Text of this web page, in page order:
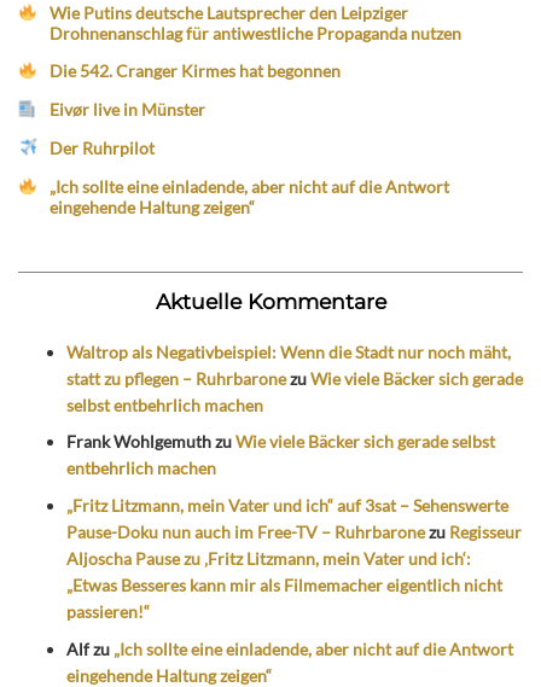
Wie Putins deutsche Lautsprecher den Leipziger
Drohnenanschlag für antiwestliche Propaganda nutzen
Die 542. Cranger Kirmes hat begonnen
Eivør live in Münster
Der Ruhrpilot
„Ich sollte eine einladende, aber nicht auf die Antwort
eingehende Haltung zeigen“
Aktuelle Kommentare
Waltrop als Negativbeispiel: Wenn die Stadt nur noch mäht,
statt zu pflegen – RuhrbaronezuWie viele Bäcker sich gerade
selbst entbehrlich machen
Frank WohlgemuthzuWie viele Bäcker sich gerade selbst
entbehrlich machen
„Fritz Litzmann, mein Vater und ich“ auf 3sat – Sehenswerte
Pause-Doku nun auch im Free-TV – Ruhrbaronezu Regisseur
Aljoscha Pause zu ‚Fritz Litzmann, mein Vater und ich‘:
„Etwas Besseres kann mir als Filmemacher eigentlich nicht
passieren!“
Alfzu „Ich sollte eine einladende, aber nicht auf die Antwort
eingehende Haltung zeigen“